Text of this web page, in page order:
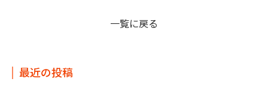
一覧に戻る
最近の投稿